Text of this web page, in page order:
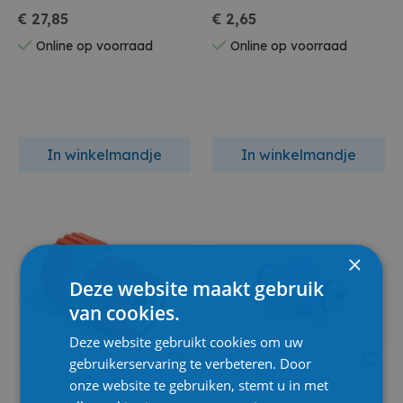
€ 27,85
Online op voorraad
In winkelmandje
€ 2,65
Online op voorraad
In winkelmandje
×
Deze website maakt gebruik
van cookies.
Deze website gebruikt cookies om uw
gebruikerservaring te verbeteren. Door
onze website te gebruiken, stemt u in met